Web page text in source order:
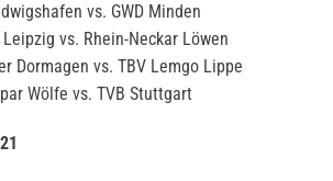
vs. GWD Minden
Leipzig vs. Rhein-Neckar Löwen
Dormagen vs. TBV Lemgo Lippe
Wölfe vs. TVB Stuttgart